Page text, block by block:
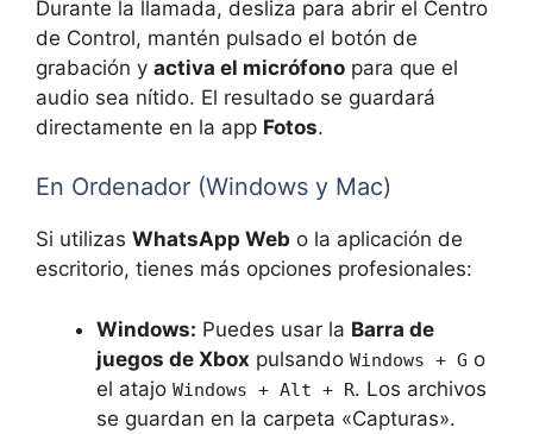
Durante la llamada, desliza para abrir el Centro
de Control, mantén pulsado el botón de
grabación y activa el micrófono para que el
audio sea nítido. El resultado se guardará
directamente en la app Fotos.
En Ordenador (Windows y Mac)
Si utilizas WhatsApp Web o la aplicación de
escritorio, tienes más opciones profesionales:
Windows: Puedes usar la Barra de
juegos de Xbox pulsando Windows + G o
el atajo Windows + Alt + R. Los archivos
se guardan en la carpeta «Capturas».